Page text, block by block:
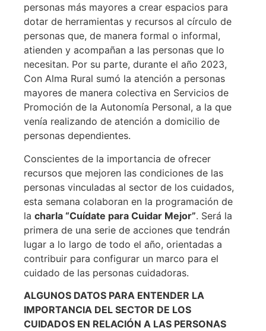
personas más mayores a crear espacios para
dotar de herramientas y recursos al círculo de
personas que, de manera formal o informal,
atienden y acompañan a las personas que lo
necesitan. Por su parte, durante el año 2023,
Con Alma Rural sumó la atención a personas
mayores de manera colectiva en Servicios de
Promoción de la Autonomía Personal, a la que
venía realizando de atención a domicilio de
personas dependientes.
Conscientes de la importancia de ofrecer
recursos que mejoren las condiciones de las
personas vinculadas al sector de los cuidados,
esta semana colaboran en la programación de
la charla “Cuídate para Cuidar Mejor”. Será la
primera de una serie de acciones que tendrán
lugar a lo largo de todo el año, orientadas a
contribuir para configurar un marco para el
cuidado de las personas cuidadoras.
ALGUNOS DATOS PARA ENTENDER LA
IMPORTANCIA DEL SECTOR DE LOS
CUIDADOS EN RELACIÓN A LAS PERSONAS